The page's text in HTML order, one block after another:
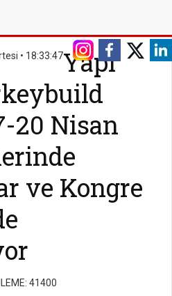
• 18:33:48Yapı
20 Nisan
ve Kongre
41400